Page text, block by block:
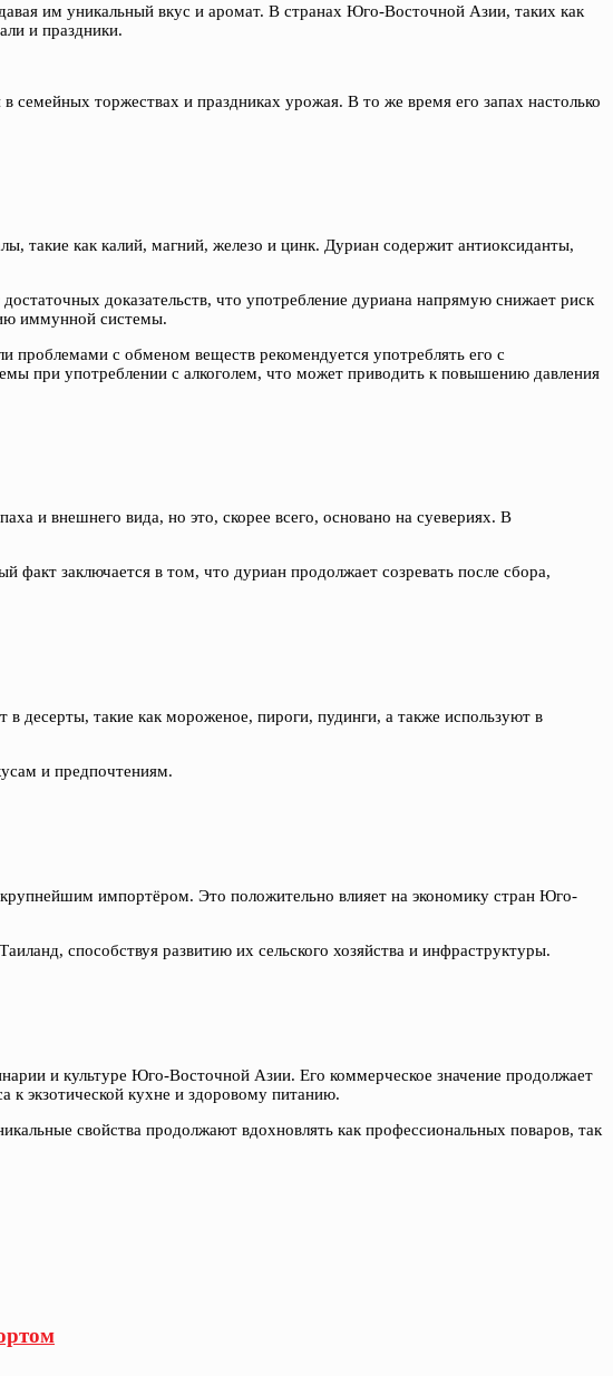
им уникальный вкус и аромат. В странах Юго-Восточной Азии, таких как
и праздники.
торжествах и праздниках урожая. В то же время его запах настолько
такие как калий, магний, железо и цинк. Дуриан содержит антиоксиданты,
доказательств, что употребление дуриана напрямую снижает риск
иммунной системы.
проблемами с обменом веществ рекомендуется употреблять его с
при употреблении с алкоголем, что может приводить к повышению давления
и внешнего вида, но это, скорее всего, основано на суевериях. В
заключается в том, что дуриан продолжает созревать после сбора,
десерты, такие как мороженое, пироги, пудинги, а также используют в
и предпочтениям.
импортёром. Это положительно влияет на экономику стран Юго-
способствуя развитию их сельского хозяйства и инфраструктуры.
и культуре Юго-Восточной Азии. Его коммерческое значение продолжает
экзотической кухне и здоровому питанию.
свойства продолжают вдохновлять как профессиональных поваров, так